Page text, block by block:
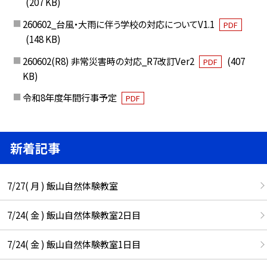
260602_台風・大雨に伴う学校の対応についてV1.1
PDF
(148 KB)
260602(R8) 非常災害時の対応_R7改訂Ver2
PDF
(407
KB)
令和8年度年間行事予定
PDF
新着記事
7/27( 月 ) 飯山自然体験教室
7/24( 金 ) 飯山自然体験教室2日目
7/24( 金 ) 飯山自然体験教室1日目